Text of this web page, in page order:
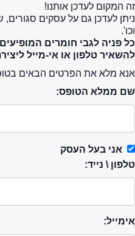
זה המקום לעדכן אותנו!
ניתן לעדכן גם על עסקים
וכו'.
כל פניה לגבי חומרים
להשאיר טלפון או אי-מייל
אנא מלא את הפרטים הבאים
שם ממלא הטופס:
אני בעל העסק
טלפון \ נייד:
אימייל: